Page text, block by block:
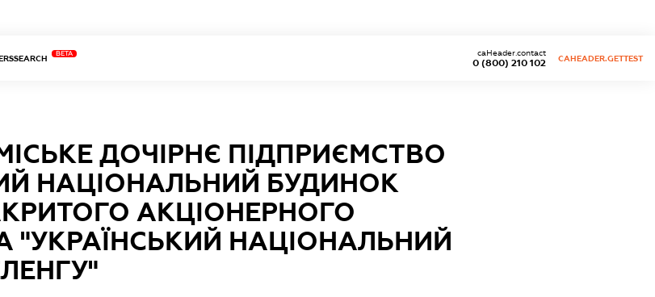
BETA
0 (800) 210 102
caHeader.contact
CAHEADER.GETTEST
ДОЧІРНЄ ПІДПРИЄМСТВО
НАЦІОНАЛЬНИЙ БУДИНОК
АКЦІОНЕРНОГО
"УКРАЇНСЬКИЙ НАЦІОНАЛЬНИЙ